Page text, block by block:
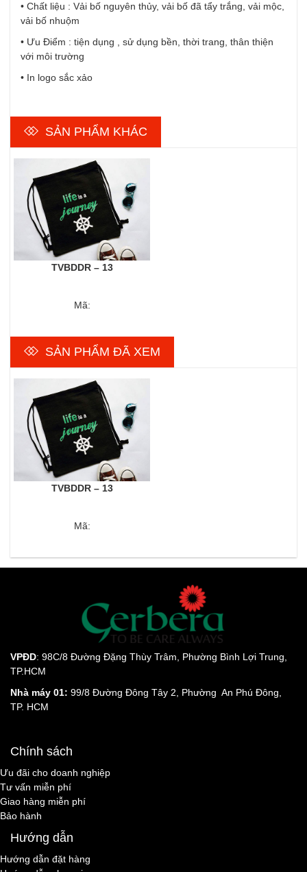
• Chất liệu : Vải bố nguyên thủy, vải bố đã tẩy trắng, vải mộc,
vải bố nhuộm
• Ưu Điểm : tiện dụng , sử dụng bền, thời trang, thân thiện
với môi trường
• In logo sắc xảo
SẢN PHẨM KHÁC
TVBDDR – 13
Mã:
SẢN PHẨM ĐÃ XEM
TVBDDR – 13
Mã:
VPĐD: 98C/8 Đường Đặng Thùy Trâm, Phường Bình Lợi Trung,
TP.HCM
Nhà máy 01: 99/8 Đường Đông Tây 2, Phường An Phú Đông,
TP. HCM
Chính sách
Ưu đãi cho doanh nghiệp
Tư vấn miễn phí
Giao hàng miễn phí
Bảo hành
Hướng dẫn
Hướng dẫn đặt hàng